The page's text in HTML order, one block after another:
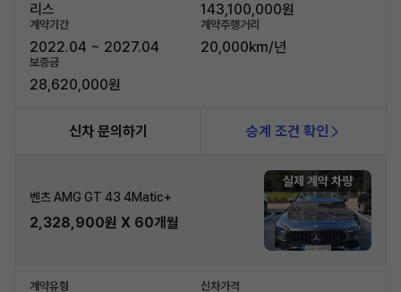
리스 143,100,000원
계약기간
2022.04 ~ 2027.04
계약주행거리
20,000km/년
보증금
28,620,000원
신차 문의하기 승계 조건 확인
벤츠 AMG GT 43 4Matic+
2,328,900원 X 60개월
실제 계약 차량
계약유형 신차가격